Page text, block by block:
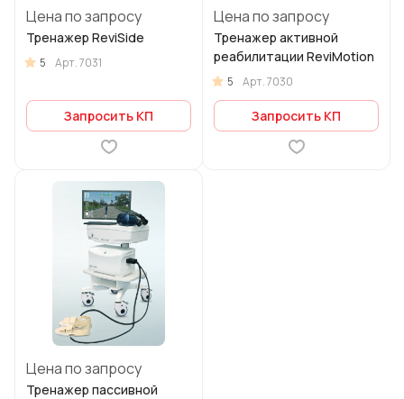
Цена по запросу
Тренажер ReviSide
5 Арт.7031
Запросить КП
Цена по запросу
Тренажер активной
реабилитации ReviMotion
5 Арт.7030
Запросить КП
Цена по запросу
Тренажер пассивной